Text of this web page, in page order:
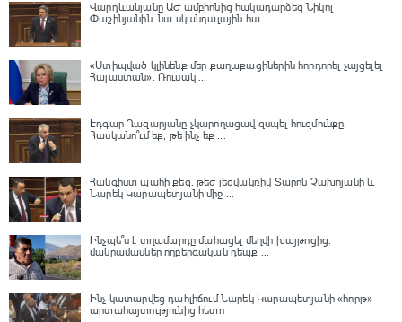
Վարդևանյանը ԱԺ ամբիոնից հակադարձեց Նիկոլ
Փաշինյանին․ նա սկանդալային հա ...
«Ստիպված կլինենք մեր քաղաքացիներին հորդորել չայցելել
Հայաստան»․ Ռուսակ ...
Էդգար Ղազարյանը չկարողացավ զսպել հուզմունքը.
Հասկանո՞ւմ եք, թե ինչ եք ...
Հանգիստ պահի քեզ. թեժ լեզվակռիվ Տարոն Չախոյանի և
Նարեկ Կարապետյանի միջ ...
Ինչպե՞ս է տղամարդը մահացել մեղվի խայթոցից.
մանրամասներ ողբերգական դեպք ...
Ինչ կատարվեց դահլիճում Նարեկ Կարապետյանի «հորթ»
արտահայտությունից հետո